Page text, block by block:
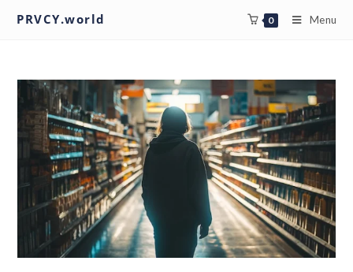
PRVCY.world 0 Menu